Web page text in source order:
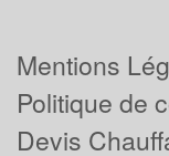
Mentions
Politique de
Devis